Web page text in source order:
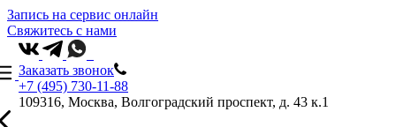
Запись на сервис онлайн
Свяжитесь с нами
Заказать звонок
+7 (495) 730-11-88
109316, Москва, Волгоградский проспект, д. 43 к.1